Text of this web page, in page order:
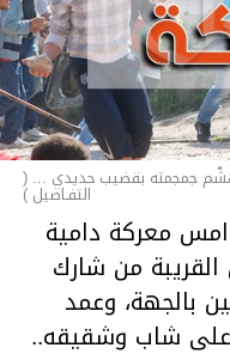
جمجمته بقضيب حديدي ... (
التفـاصيل )
معركة دامية
القريبة من شارك
بالجهة، وعمد
على شاب وشقيقه..